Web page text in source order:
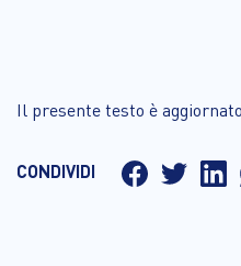
Il presente testo è
CONDIVIDI